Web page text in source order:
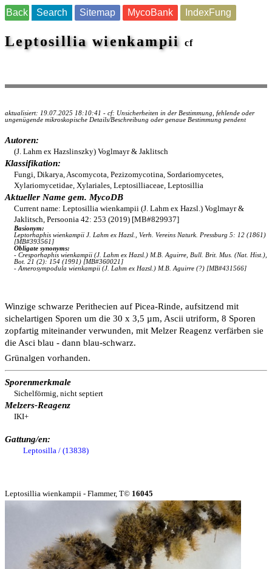
Back Search Sitemap MycoBank IndexFung
Leptosillia wienkampiicf
aktualisiert: 19.07.2025 18:10:41 - cf: Unsicherheiten in der Bestimmung, fehlende oder
ungenügende mikroskopische Details/Beschreibung oder genaue Bestimmung pendent
Autoren:
(J. Lahm ex Hazslinszky) Voglmayr & Jaklitsch
Klassifikation:
Fungi, Dikarya, Ascomycota, Pezizomycotina, Sordariomycetes,
Xylariomycetidae, Xylariales, Leptosilliaceae, Leptosillia
Aktueller Name gem. MycoDB
Current name: Leptosillia wienkampii (J. Lahm ex Hazsl.) Voglmayr &
Jaklitsch, Persoonia 42: 253 (2019) [MB#829937]
Basionym:
Leptorhaphis wienkampii J. Lahm ex Hazsl., Verh. Vereins Naturk. Pressburg 5: 12 (1861)
[MB#393561]
Obligate synonyms:
- Cresporhaphis wienkampii (J. Lahm ex Hazsl.) M.B. Aguirre, Bull. Brit. Mus. (Nat. Hist.),
Bot. 21 (2): 154 (1991) [MB#360021]
- Amerosympodula wienkampii (J. Lahm ex Hazsl.) M.B. Aguirre (?) [MB#431566]
Winzige schwarze Perithecien auf Picea-Rinde, aufsitzend mit
sichelartigen Sporen um die 30 x 3,5 µm, Ascii utriform, 8 Sporen
zopfartig miteinander verwunden, mit Melzer Reagenz verfärben sie
die Asci blau - dann blau-schwarz.
Grünalgen vorhanden.
Sporenmerkmale
Sichelförmig, nicht septiert
Melzers-Reagenz
IKI+
Gattung/en:
Leptosilla / (13838)
Leptosillia wienkampii - Flammer, T© 16045